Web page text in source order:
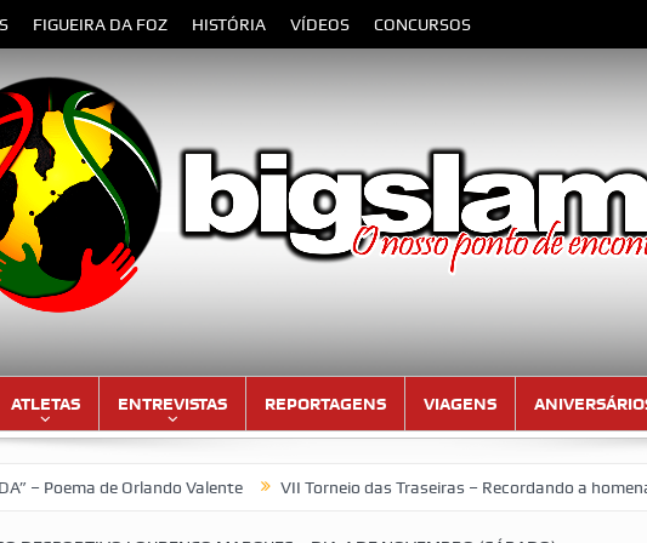
FIGUEIRA DA FOZ HISTÓRIA VÍDEOS CONCURSOS
ATLETAS ENTREVISTAS REPORTAGENS VIAGENS
Orlando Valente VII Torneio das Traseiras – Recordando a homenagem ao “4